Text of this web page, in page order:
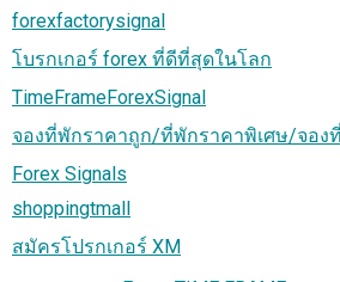
forexfactorysignal
โบรกเกอร์ forex ที่ดีที่สุดในโลก
TimeFrameForexSignal
จองที่พักราคาถูก/ที่พักราคาพิเศษ/จอง
Forex Signals
shoppingtmall
สมัครโปรกเกอร์ XM